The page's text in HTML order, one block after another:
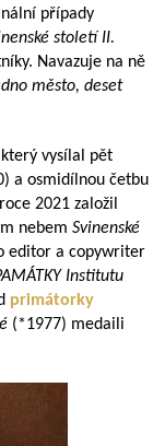
případy
století II.
Navazuje na ně
město, deset
vysílal pět
) a osmidílnou četbu
2021 založil
nebem Svinenské
editor a copywriter
Institutu
primátorky
(*1977) medaili